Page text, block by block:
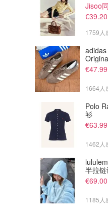
€125.00
Sandro Sandro 装饰莱赛尔混
纺无袖上衣 驼色
Jisoo
€39.20
1759人
棕色
€47.99
1664人
Polo
衫
€63.99
1462人
半拉
€69.00
1185人